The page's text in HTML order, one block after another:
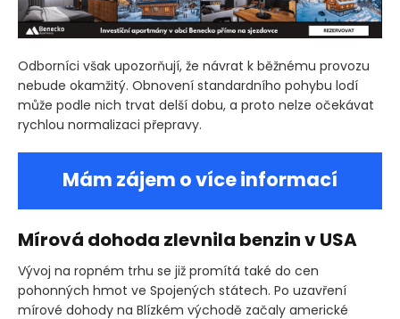
Odborníci však upozorňují, že návrat k běžnému provozu
nebude okamžitý. Obnovení standardního pohybu lodí
může podle nich trvat delší dobu, a proto nelze očekávat
rychlou normalizaci přepravy.
Mám zájem o více informací
Mírová dohoda zlevnila benzin v USA
Vývoj na ropném trhu se již promítá také do cen
pohonných hmot ve Spojených státech. Po uzavření
mírové dohody na Blízkém východě začaly americké